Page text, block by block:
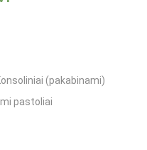
(pakabinami)
pastoliai